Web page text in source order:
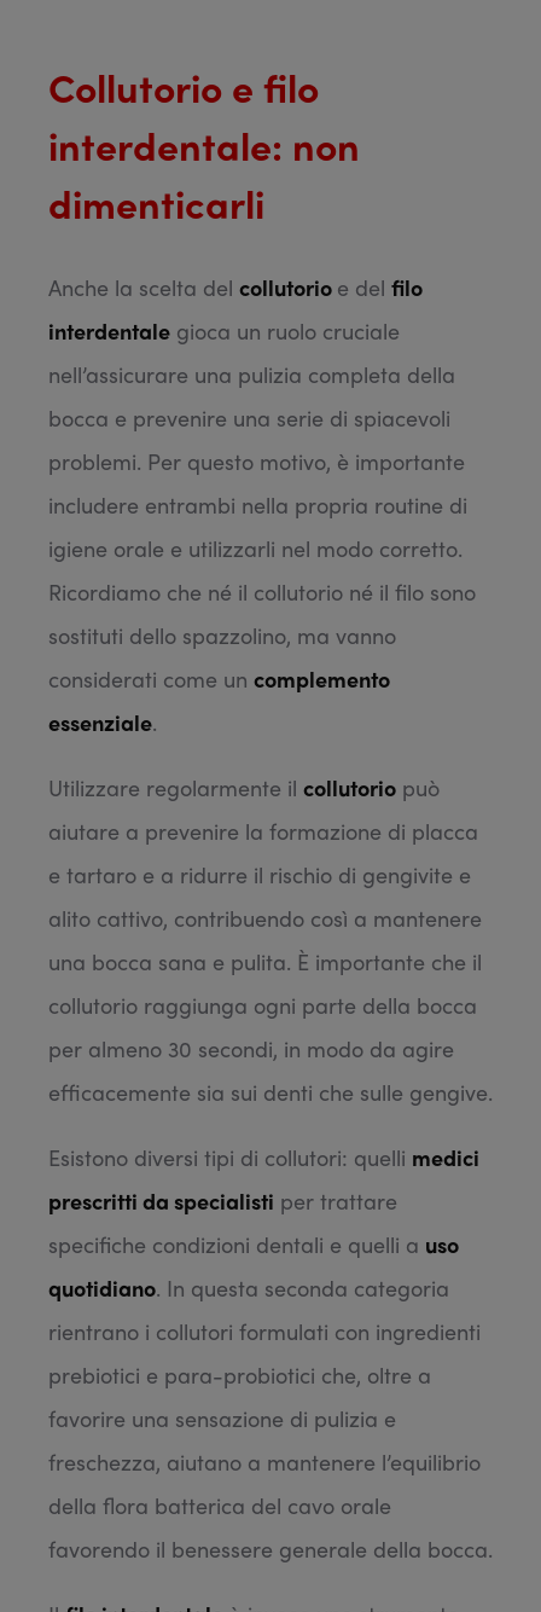
Collutorio e filo
interdentale: non
dimenticarli
Anche la scelta del collutorio e del filo
interdentale gioca un ruolo cruciale
nell’assicurare una pulizia completa della
bocca e prevenire una serie di spiacevoli
problemi. Per questo motivo, è importante
includere entrambi nella propria routine di
igiene orale e utilizzarli nel modo corretto.
Ricordiamo che né il collutorio né il filo sono
sostituti dello spazzolino, ma vanno
considerati come un complemento
essenziale.
Utilizzare regolarmente il collutorio può
aiutare a prevenire la formazione di placca
e tartaro e a ridurre il rischio di gengivite e
alito cattivo, contribuendo così a mantenere
una bocca sana e pulita. È importante che il
collutorio raggiunga ogni parte della bocca
per almeno 30 secondi, in modo da agire
efficacemente sia sui denti che sulle gengive.
Esistono diversi tipi di collutori: quelli medici
prescritti da specialisti per trattare
specifiche condizioni dentali e quelli a uso
quotidiano. In questa seconda categoria
rientrano i collutori formulati con ingredienti
prebiotici e para-probiotici che, oltre a
favorire una sensazione di pulizia e
freschezza, aiutano a mantenere l’equilibrio
della flora batterica del cavo orale
favorendo il benessere generale della bocca.